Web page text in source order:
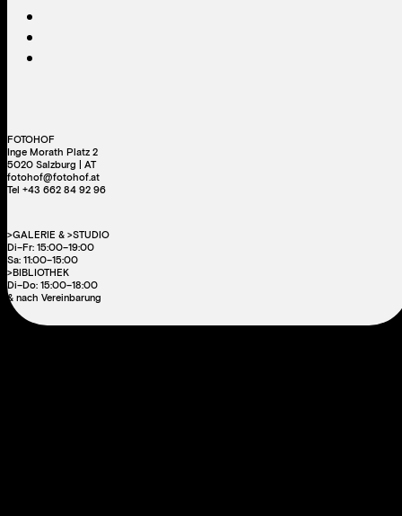
FOTOHOF
Inge Morath Platz 2
5020 Salzburg | AT
fotohof@fotohof.at
Tel +43 662 84 92 96
>GALERIE & >STUDIO
Di–Fr: 15:00–19:00
Sa: 11:00–15:00
>BIBLIOTHEK
Di–Do: 15:00–18:00
& nach Vereinbarung